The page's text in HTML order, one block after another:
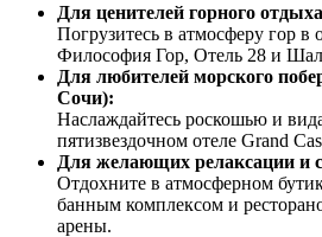
Для ценителей горного
Погрузитесь в атмосферу гор в
Философия Гор, Отель 28 и
Для любителей морского
Сочи):
Наслаждайтесь роскошью и
пятизвездочном отеле Grand
Для желающих релаксации и
Отдохните в атмосферном
банным комплексом и
арены.